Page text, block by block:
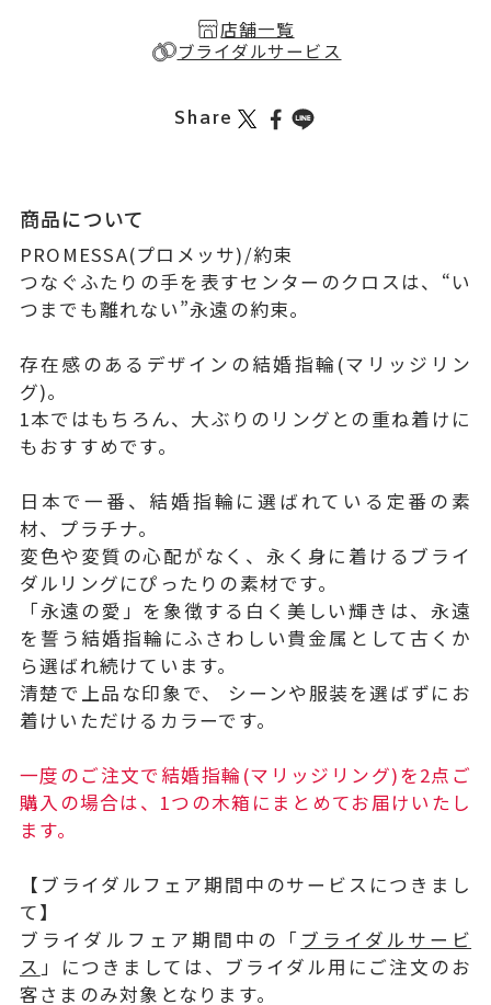
店舗一覧
ブライダルサービス
Share
商品について
PROMESSA(プロメッサ)/約束
つなぐふたりの手を表すセンターのクロスは、“い
つまでも離れない”永遠の約束。
存在感のあるデザインの結婚指輪(マリッジリン
グ)。
1本ではもちろん、大ぶりのリングとの重ね着けに
もおすすめです。
日本で一番、結婚指輪に選ばれている定番の素
材、プラチナ。
変色や変質の心配がなく、永く身に着けるブライ
ダルリングにぴったりの素材です。
「永遠の愛」を象徴する白く美しい輝きは、永遠
を誓う結婚指輪にふさわしい貴金属として古くか
ら選ばれ続けています。
清楚で上品な印象で、 シーンや服装を選ばずにお
着けいただけるカラーです。
一度のご注文で結婚指輪(マリッジリング)を2点ご
購入の場合は、1つの木箱にまとめてお届けいたし
ます。
【ブライダルフェア期間中のサービスにつきまし
て】
ブライダルフェア期間中の「 ブライダルサービ
ス 」につきましては、ブライダル用にご注文のお
客さまのみ対象となります。